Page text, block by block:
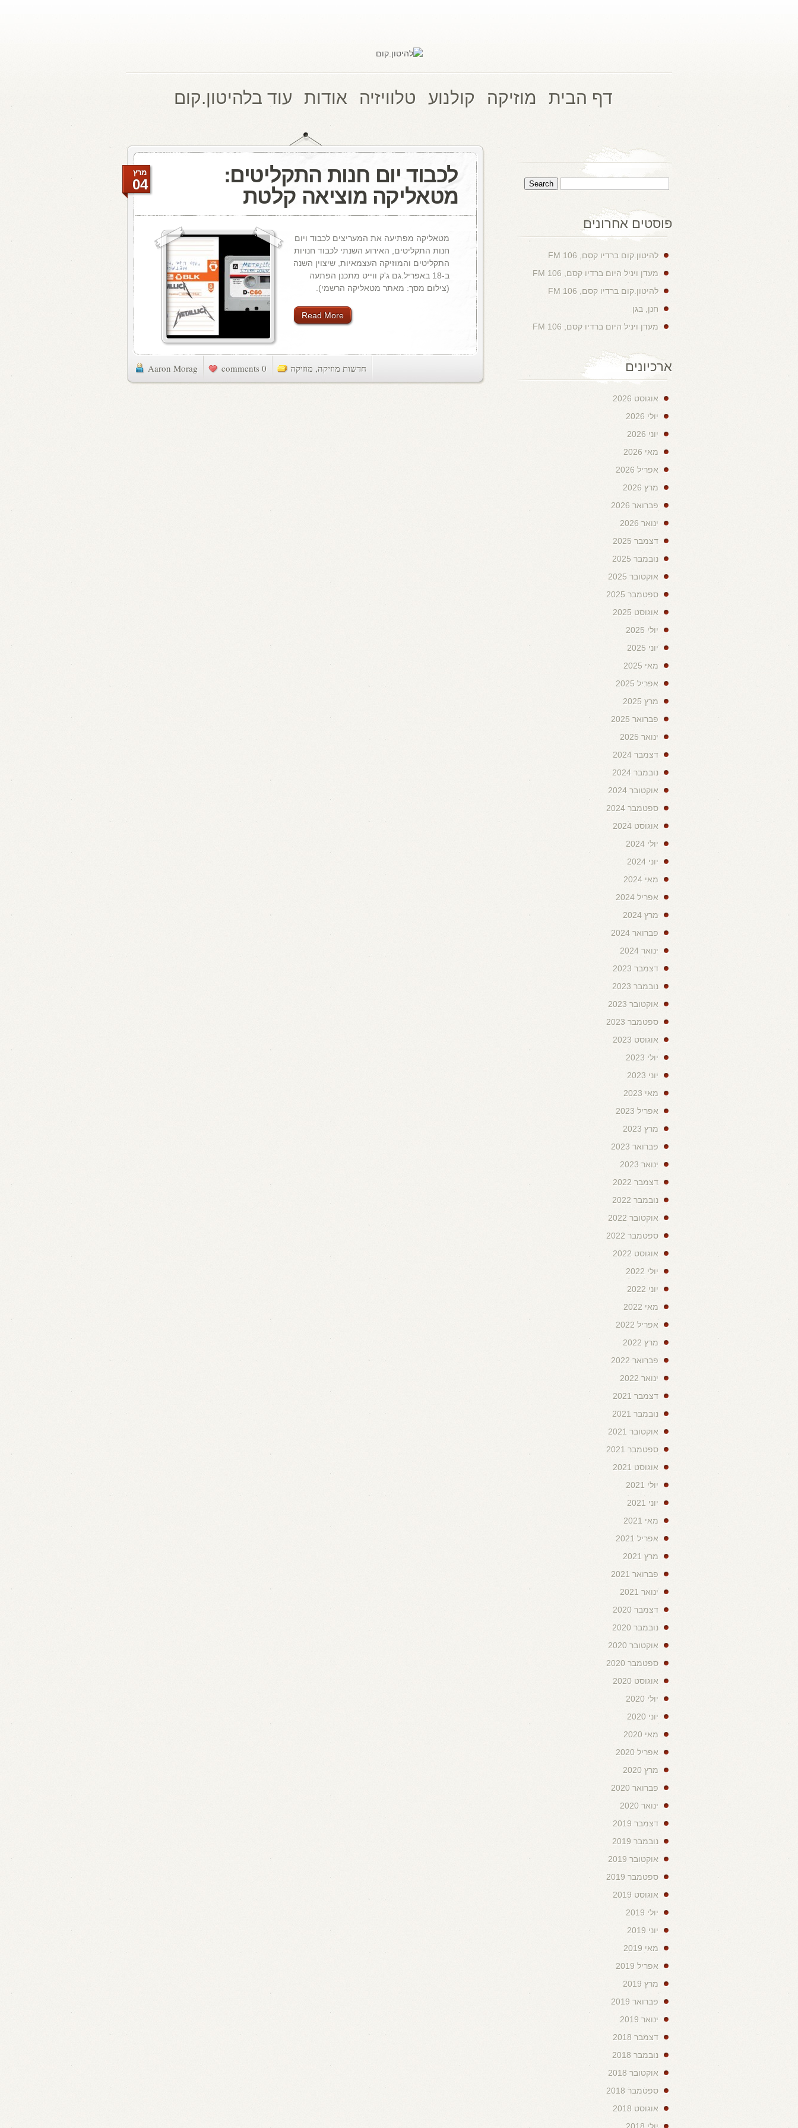
דף הבית מוזיקה קולנוע טלוויזיה אודות עוד בלהיטון.קום
לכבוד יום חנות התקליטים:
מטאליקה מוציאה קלטת
מרץ
04
מטאליקה מפתיעה את המעריצים לכבוד ויום
חנות התקליטים, האירוע השנתי לכבוד חנויות
התקליטים והמוזיקה העצמאיות, שיצוין השנה
ב-18 באפריל.גם ג'ק ווייט מתכנן הפתעה
(צילום מסך: מאתר מטאליקה הרשמי).
Read More
Aaron Morag 0 comments חדשות מוזיקה, מוזיקה
פוסטים אחרונים
להיטון.קום ברדיו קסם, 106 FM
מעדן ויניל היום ברדיו קסם, 106 FM
להיטון.קום ברדיו קסם, 106 FM
חנן, בגן
מעדן ויניל היום ברדיו קסם, 106 FM
ארכיונים
אוגוסט 2026
יולי 2026
יוני 2026
מאי 2026
אפריל 2026
מרץ 2026
פברואר 2026
ינואר 2026
דצמבר 2025
נובמבר 2025
אוקטובר 2025
ספטמבר 2025
אוגוסט 2025
יולי 2025
יוני 2025
מאי 2025
אפריל 2025
מרץ 2025
פברואר 2025
ינואר 2025
דצמבר 2024
נובמבר 2024
אוקטובר 2024
ספטמבר 2024
אוגוסט 2024
יולי 2024
יוני 2024
מאי 2024
אפריל 2024
מרץ 2024
פברואר 2024
ינואר 2024
דצמבר 2023
נובמבר 2023
אוקטובר 2023
ספטמבר 2023
אוגוסט 2023
יולי 2023
יוני 2023
מאי 2023
אפריל 2023
מרץ 2023
פברואר 2023
ינואר 2023
דצמבר 2022
נובמבר 2022
אוקטובר 2022
ספטמבר 2022
אוגוסט 2022
יולי 2022
יוני 2022
מאי 2022
אפריל 2022
מרץ 2022
פברואר 2022
ינואר 2022
דצמבר 2021
נובמבר 2021
אוקטובר 2021
ספטמבר 2021
אוגוסט 2021
יולי 2021
יוני 2021
מאי 2021
אפריל 2021
מרץ 2021
פברואר 2021
ינואר 2021
דצמבר 2020
נובמבר 2020
אוקטובר 2020
ספטמבר 2020
אוגוסט 2020
יולי 2020
יוני 2020
מאי 2020
אפריל 2020
מרץ 2020
פברואר 2020
ינואר 2020
דצמבר 2019
נובמבר 2019
אוקטובר 2019
ספטמבר 2019
אוגוסט 2019
יולי 2019
יוני 2019
מאי 2019
אפריל 2019
מרץ 2019
פברואר 2019
ינואר 2019
דצמבר 2018
נובמבר 2018
אוקטובר 2018
ספטמבר 2018
אוגוסט 2018